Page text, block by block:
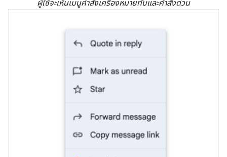
ผู้ใช้จะเห็นเมนูคำสั่งเครื่องหมายทับและคำสั่งด่วน